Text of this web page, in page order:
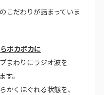
こだわりが詰まっていま
ポカポカに
まわりにラジオ波を
。
かくほぐれる状態を、